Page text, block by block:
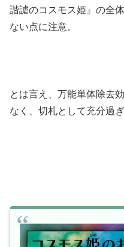
諧謔のコスモス姫』の全
ない点に注意。
とは言え、万能単体除去
なく、切札として充分過